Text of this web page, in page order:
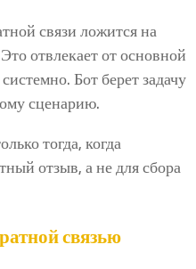
связи ложится на
отвлекает от основной
Бот берет задачу
сценарию.
тогда, когда
отзыв, а не для сбора
связью